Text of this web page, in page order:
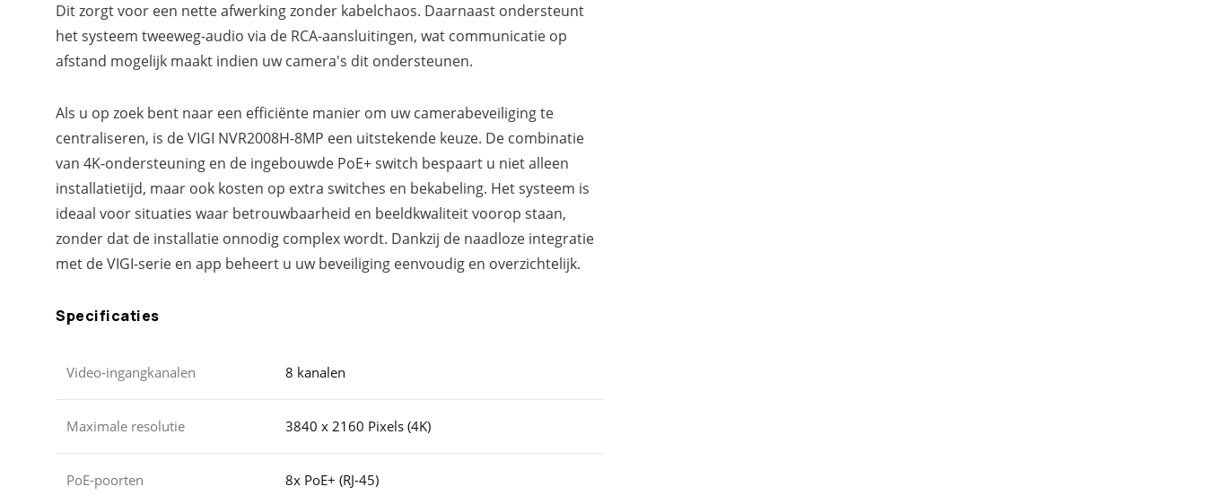
Dit zorgt voor een nette afwerking zonder kabelchaos. Daarnaast ondersteunt
het systeem tweeweg-audio via de RCA-aansluitingen, wat communicatie op
afstand mogelijk maakt indien uw camera's dit ondersteunen.
Als u op zoek bent naar een efficiënte manier om uw camerabeveiliging te
centraliseren, is de VIGI NVR2008H-8MP een uitstekende keuze. De combinatie
van 4K-ondersteuning en de ingebouwde PoE+ switch bespaart u niet alleen
installatietijd, maar ook kosten op extra switches en bekabeling. Het systeem is
ideaal voor situaties waar betrouwbaarheid en beeldkwaliteit voorop staan,
zonder dat de installatie onnodig complex wordt. Dankzij de naadloze integratie
met de VIGI-serie en app beheert u uw beveiliging eenvoudig en overzichtelijk.
Specificaties
Video-ingangkanalen 8 kanalen
Maximale resolutie 3840 x 2160 Pixels (4K)
PoE-poorten 8x PoE+ (RJ-45)